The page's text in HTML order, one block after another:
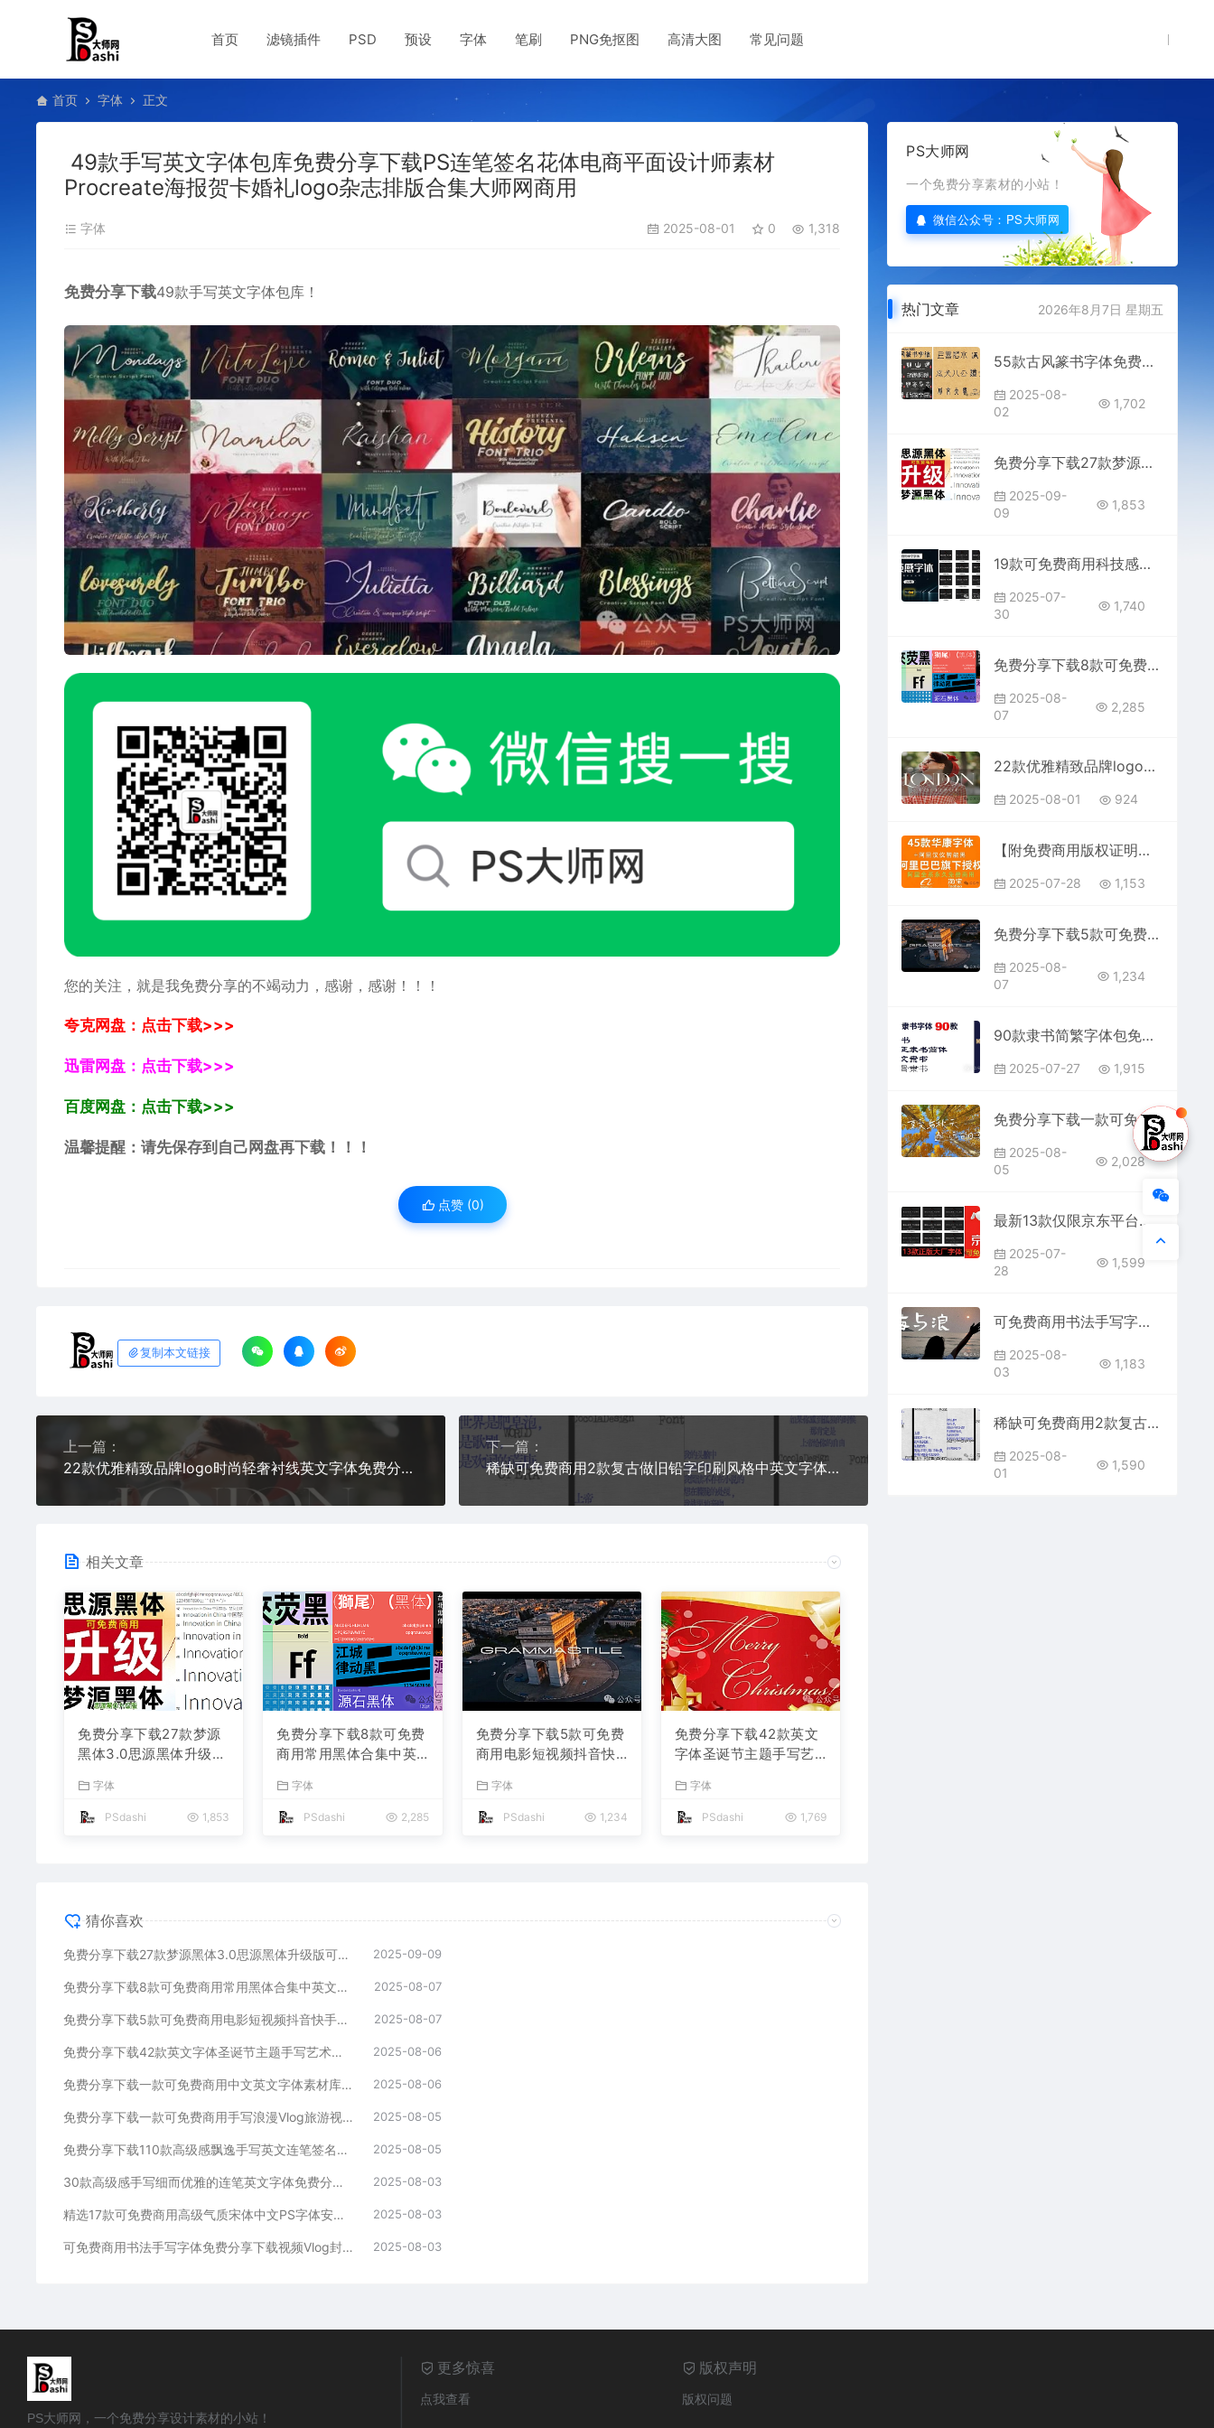
首页 滤镜插件 PSD 预设 字体 笔刷 PNG免抠图 高清大图 常见问题
首页 字体 正文
49款手写英文字体包库免费分享下载PS连笔签名花体电商平面设计师素材
Procreate海报贺卡婚礼logo杂志排版合集大师网商用
字体 2025-08-01 0 1,318
免费分享下载49款手写英文字体包库！
您的关注，就是我免费分享的不竭动力，感谢，感谢！！！
夸克网盘：点击下载>>>
迅雷网盘：点击下载>>>
百度网盘：点击下载>>>
温馨提醒：请先保存到自己网盘再下载！！！
点赞 (0)
复制本文链接
上一篇：
22款优雅精致品牌logo时尚轻奢衬线英文字体免费分享下载极简杂志排版PS手写素材包电商平面设计师包装艺术字母ttf otf格式
下一篇：
稀缺可免费商用2款复古做旧铅字印刷风格中英文字体素材包库免费分享下载PS Ai Procreate ttf otf格式设计大师网
相关文章
免费分享下载27款梦源
黑体3.0思源黑体升级版
文简体PS设计师必备Wi
n Mac软件工具常用ttf
字体
PSdashi 1,853
免费分享下载8款可免费
商用常用黑体合集中英
网站汇总平面设计师宣
传海报广告ttf格式名称
字体
PSdashi 2,285
免费分享下载5款可免费
商用电影短视频抖音快
影感Vlog英文字体素材
库PS大师网平面设计宣
字体
PSdashi 1,234
免费分享下载42款英文
字体圣诞节主题手写艺
可免费商用Procreate海
报宣传册模板节日活动
字体
PSdashi 1,769
猜你喜欢
免费分享下载27款梦源黑体3.0思源黑体升级版可以免费商用字体包中文简体PS设计师必备Win Mac软件工具常用ttf格式合集 2025-09-09
免费分享下载8款可免费商用常用黑体合集中英文字体素材库包PS大师网站汇总平面设计师宣传海报广告ttf格式名称不侵权短视频自媒体 2025-08-07
免费分享下载5款可免费商用电影短视频抖音快手小红书自媒体高级电影感Vlog英文字体素材库PS大师网平面设计宣传海报广告ttf格式 2025-08-07
免费分享下载42款英文字体圣诞节主题手写艺术卡通安装包PS大师网可免费商用Procreate海报宣传册模板节日活动电商设计素材库 2025-08-06
免费分享下载一款可免费商用中文英文字体素材库PS大师网平面设计手写卡通动漫儿童可爱短视频宣传通用抖音快手小红书自媒体ttf格式 2025-08-06
免费分享下载一款可免费商用手写浪漫Vlog旅游视频剪辑中文简体字体素材PS大师网平面设计短视频通用抖音快手小红书自媒体ttf格式 2025-08-05
免费分享下载110款高级感飘逸手写英文连笔签名花体字体素材库包PS大师网Procreate绘画平面设计婚礼海报贺卡模板广告包装 2025-08-05
30款高级感手写细而优雅的连笔英文字体免费分享下载素材库包合集PS大师网平面设计艺术vlog清新品牌时尚Procreate海报 2025-08-03
精选17款可免费商用高级气质宋体中文PS字体安装包procreate素材免费分享下载PS大师网ppt古风衬线pr海报电商平面设计 2025-08-03
可免费商用书法手写字体免费分享下载视频Vlog封面户外火锅餐饮海报旅行PS大师网字库包Procreate电商平面宣传合集软件通用 2025-08-03
PS大师网
一个免费分享素材的小站！
微信公众号：PS大师网
热门文章 2026年8月7日 星期五
55款古风篆书字体免费分享下载PS电商平面设计大师网素材ttf字库古韵中国传统中文全套合集古典汉字AI cdr win mac
2025-08-
02
1,702
免费分享下载27款梦源黑体3.0思源黑体升级版可以免费商用字体包中文简体PS设计师必备Win Mac软件工具常用ttf格式合集
2025-09-
09
1,853
19款可免费商用科技感效果风格PS字体库分享下载电商平面设计师素材最新赛博未来机甲合集.ttf中文英文图片无如何避免字体侵权版权
2025-07-
30
1,740
免费分享下载8款可免费商用常用黑体合集中英文字体素材库包PS大师网站汇总平面设计师宣传海报广告ttf格式名称不侵权短视频自媒体
2025-08-
07
2,285
22款优雅精致品牌logo时尚轻奢衬线英文字体免费分享下载极简杂志排版PS手写素材包电商平面设计师包装艺术字母ttf otf格式
2025-08-01 924
【附免费商用版权证明】最新仅限阿里平台免费可商用字体库打包分享下载合集汉仪智能黑体和华康45款设计安装完整字体包
2025-07-28 1,153
免费分享下载5款可免费商用电影短视频抖音快手小红书自媒体高级电影感Vlog英文字体素材库PS大师网平面设计宣传海报广告ttf格式
2025-08-
07
1,234
90款隶书简繁字体包免费分享下载ps设计素材安装部分可商用古风中文ttf字库古韵中国传统中文全套合集otf古典汉字AI cdr
2025-07-27 1,915
免费分享下载一款可免费商用手写浪漫Vlog旅游视频剪辑中文简体字体素材PS大师网平面设计短视频通用抖音快手小红书自媒体ttf格式
2025-08-
05
2,028
最新13款仅限京东平台免费可商用字体版权库打包分享下载合集包汉仪系列中文部分字体设计师安装完整有哪些是什么品牌店铺开放
2025-07-
28
1,599
可免费商用书法手写字体免费分享下载视频Vlog封面户外火锅餐饮海报旅行PS大师网字库包Procreate电商平面宣传合集软件通用
2025-08-
03
1,183
稀缺可免费商用2款复古做旧铅字印刷风格中英文字体素材包库免费分享下载PS Ai Procreate ttf otf格式设计大师网
2025-08-
01
1,590
PS大师网，一个免费分享设计素材的小站！
更多惊喜
点我查看
版权声明
版权问题